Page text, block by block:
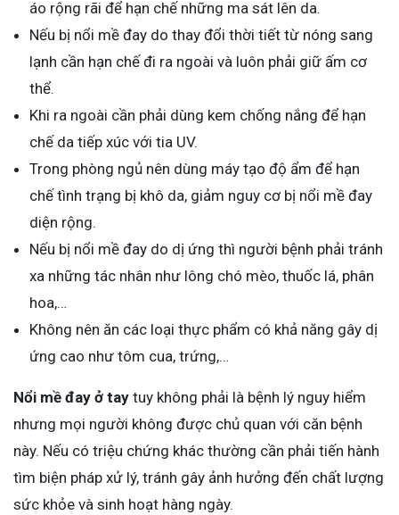
áo rộng rãi để hạn chế những ma sát lên da.
Nếu bị nổi mề đay do thay đổi thời tiết từ nóng sang
lạnh cần hạn chế đi ra ngoài và luôn phải giữ ấm cơ
thể.
Khi ra ngoài cần phải dùng kem chống nắng để hạn
chế da tiếp xúc với tia UV.
Trong phòng ngủ nên dùng máy tạo độ ẩm để hạn
chế tình trạng bị khô da, giảm nguy cơ bị nổi mề đay
diện rộng.
Nếu bị nổi mề đay do dị ứng thì người bệnh phải tránh
xa những tác nhân như lông chó mèo, thuốc lá, phân
hoa,…
Không nên ăn các loại thực phẩm có khả năng gây dị
ứng cao như tôm cua, trứng,…
Nổi mề đay ở tay tuy không phải là bệnh lý nguy hiểm
nhưng mọi người không được chủ quan với căn bệnh
này. Nếu có triệu chứng khác thường cần phải tiến hành
tìm biện pháp xử lý, tránh gây ảnh hưởng đến chất lượng
sức khỏe và sinh hoạt hàng ngày.